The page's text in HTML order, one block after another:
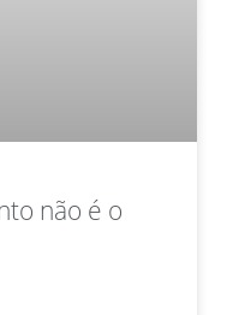
não é o